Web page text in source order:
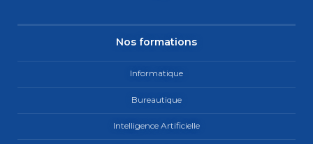
Nos formations
Informatique
Bureautique
Intelligence Artificielle